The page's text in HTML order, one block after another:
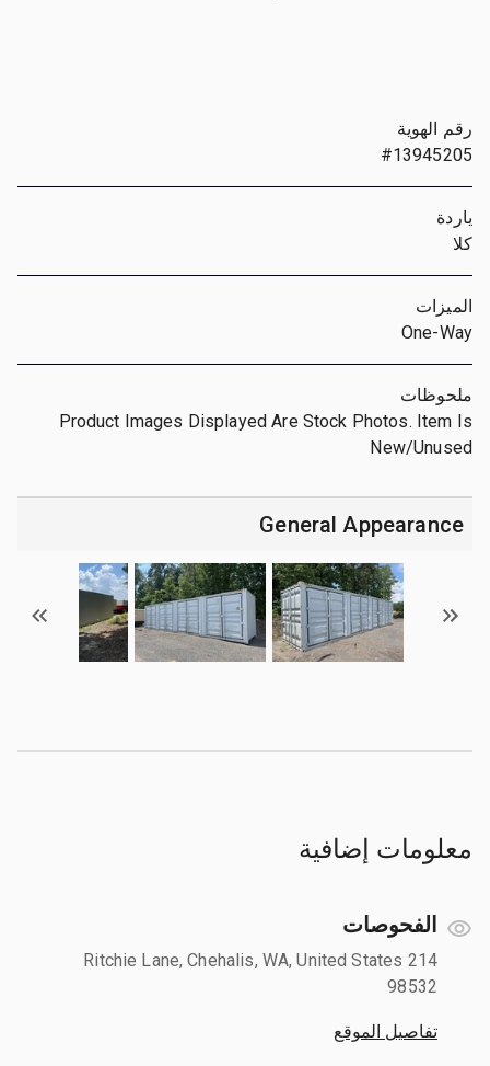
رقم الهوية
#13945205
ياردة
كلا
الميزات
One-Way
ملحوظات
Product Images Displayed Are Stock Photos. Item Is
New/Unused
General Appearance
معلومات إضافية
الفحوصات
214 Ritchie Lane, Chehalis, WA, United States
98532
تفاصيل الموقع